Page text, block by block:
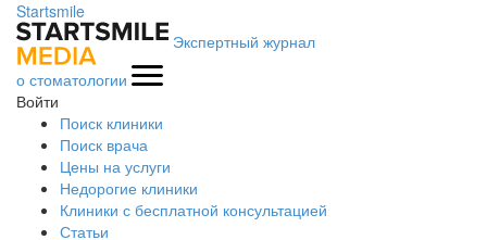
Startsmile
Экспертный журнал
о стоматологии
Войти
Поиск клиники
Поиск врача
Цены на услуги
Недорогие клиники
Клиники с бесплатной консультацией
Статьи